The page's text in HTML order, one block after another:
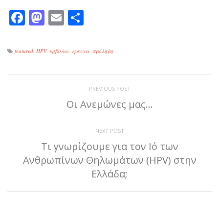
Facebook
Mastodon
Email
featured, HPV, εμβολιο, ερευνα, πρόληψη
PREVIOUS POST
Οι Ανεμώνες μας…
NEXT POST
Τι γνωρίζουμε για τον Ιό των
Ανθρωπίνων Θηλωμάτων (HPV) στην
Ελλάδα;